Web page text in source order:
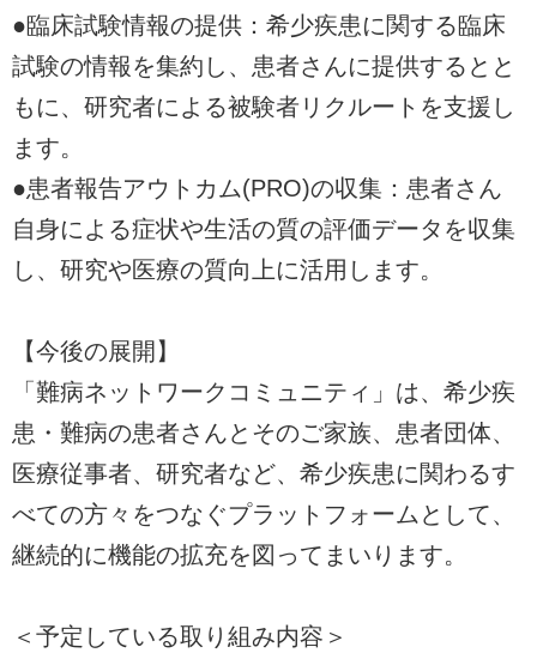
●臨床試験情報の提供：希少疾患に関する臨床
試験の情報を集約し、患者さんに提供するとと
もに、研究者による被験者リクルートを支援し
ます。
●患者報告アウトカム(PRO)の収集：患者さん
自身による症状や生活の質の評価データを収集
し、研究や医療の質向上に活用します。
【今後の展開】
「難病ネットワークコミュニティ」は、希少疾
患・難病の患者さんとそのご家族、患者団体、
医療従事者、研究者など、希少疾患に関わるす
べての方々をつなぐプラットフォームとして、
継続的に機能の拡充を図ってまいります。
＜予定している取り組み内容＞